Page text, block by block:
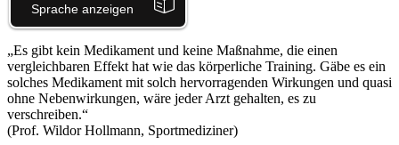
„Es gibt kein Medikament und keine Maßnahme, die einen
vergleichbaren Effekt hat wie das körperliche Training. Gäbe es ein
solches Medikament mit solch hervorragenden Wirkungen und quasi
ohne Nebenwirkungen, wäre jeder Arzt gehalten, es zu
verschreiben.“
(Prof. Wildor Hollmann, Sportmediziner)